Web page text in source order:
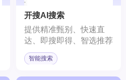
开搜AI搜索
提供精准甄别、快速直
达、即搜即得、智选推荐
等功能的AI搜索引擎工
具。
智能搜索